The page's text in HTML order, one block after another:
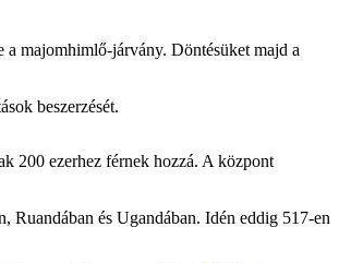
majomhimlő-járvány. Döntésüket majd a
beszerzését.
200 ezerhez férnek hozzá. A központ
Ruandában és Ugandában. Idén eddig 517-en